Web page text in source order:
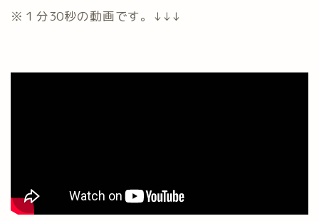
※１分30秒の動画です。↓↓↓